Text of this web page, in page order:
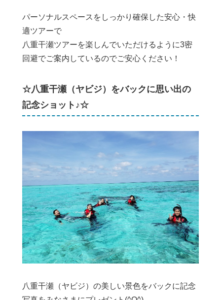
パーソナルスペースをしっかり確保した安心・快
適ツアーで
八重干瀬ツアーを楽しんでいただけるように3密
回避でご案内しているのでご安心ください！
☆八重干瀬（ヤビジ）をバックに思い出の
記念ショット♪☆
八重干瀬（ヤビジ）の美しい景色をバックに記念